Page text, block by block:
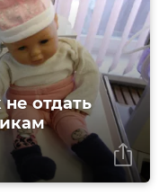
отдать